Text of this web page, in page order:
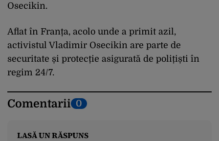
Osecikin.
Aflat în Franța, acolo unde a primit azil,
activistul Vladimir Osecikin are parte de
securitate și protecție asigurată de polițiști în
regim 24/7.
Comentarii 0
LASĂ UN RĂSPUNS